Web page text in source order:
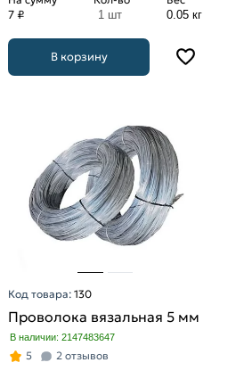
7 ₽
1 шт
0.05 кг
В корзину
Код товара:130
Проволока вязальная 5 мм
В наличии: 2147483647
5 2 отзывов